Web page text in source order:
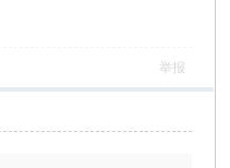
举报